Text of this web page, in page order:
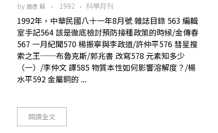
by 裔彥 蘇 1992 科學月刊
1992年，中華民國八十一年8月號 雜誌目錄 563 編輯
室手記564 該是徹底檢討預防接種政策的時候/金傳春
567 一月紀聞570 楊振寧與李政道/許仲平576 彗星搜
索之王──布魯克斯/郭兆書 改寫578 元素知多少
（一）/李仲文 譯585 物質本性如何影響溶解度？/楊
水平592 金屬銅的 ...
閱讀全文